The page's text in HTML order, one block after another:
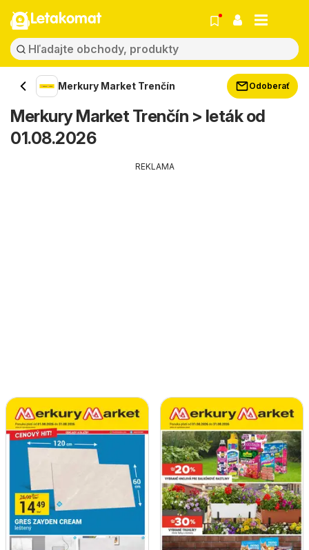
Letakomat
Merkury Market Trenčín Odoberať
Merkury Market Trenčín > leták od
01.08.2026
REKLAMA